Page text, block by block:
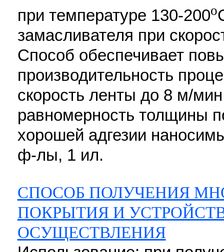
при температуре 130-200o
замасливателя при
Способ обеспечивает
производительность
скорость ленты до 8 м/
равномерность толщины
хорошей адгезии
ф-лы, 1 ил.
СПОСОБ ПОЛУЧЕНИЯ
ПОКРЫТИЯ И
ОСУЩЕСТВЛЕНИЯ